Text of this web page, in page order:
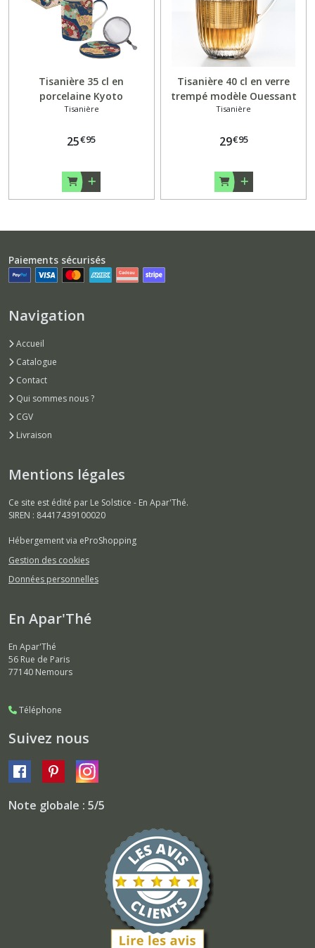
Tisanière 35 cl en
porcelaine Kyoto
Tisanière
25€95
Tisanière 40 cl en verre
trempé modèle Ouessant
Tisanière
29€95
Paiements sécurisés
Navigation
Accueil
Catalogue
Contact
Qui sommes nous ?
CGV
Livraison
Mentions légales
Ce site est édité par Le Solstice - En Apar'Thé.
SIREN : 84417439100020
Hébergement via eProShopping
Gestion des cookies
Données personnelles
En Apar'Thé
En Apar'Thé
56 Rue de Paris
77140 Nemours
Téléphone
Suivez nous
Note globale : 5/5